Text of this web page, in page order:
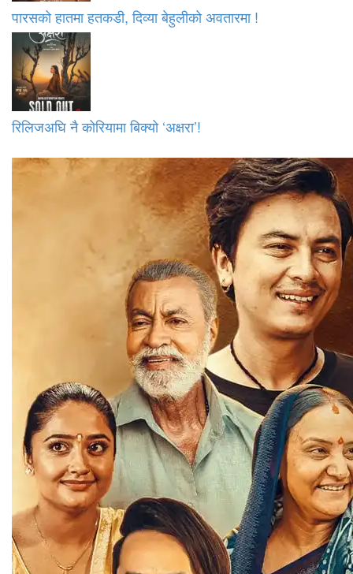
पारसको हातमा हतकडी, दिव्या बेहुलीको अवतारमा !
रिलिजअघि नै कोरियामा बिक्यो ‘अक्षरा’!